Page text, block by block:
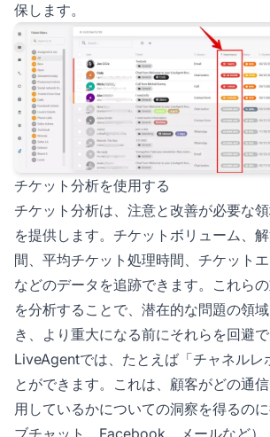
保します。
チケット分析を使用する
チケット分析は、注意と改善が必要な
を提供します。チケットボリューム、
間、平均チケット処理時間、チケット
などのデータを追跡できます。これら
を分析することで、潜在的な問題の領
き、より重大になる前にそれらを回避で
LiveAgentでは、たとえば「チャネルレ
とができます。これは、顧客がどの通
用しているかについての洞察を得るの
ブチャット、Facebook、メールなど）